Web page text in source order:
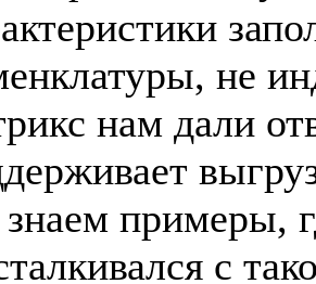
не
нам дали
примеры,
с